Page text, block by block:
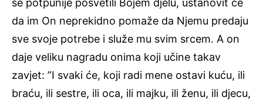
se potpunije posvetili Bojem djelu, ustanovit će
da im On neprekidno pomaže da Njemu predaju
sve svoje potrebe i služe mu svim srcem. A on
daje veliku nagradu onima koji učine takav
zavjet: ”I svaki će, koji radi mene ostavi kuću, ili
braću, ili sestre, ili oca, ili majku, ili ženu, ili djecu,